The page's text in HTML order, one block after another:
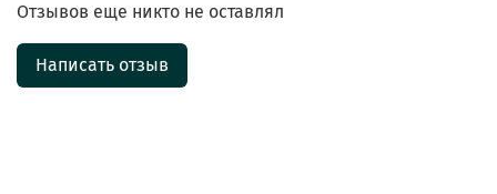
Отзывов еще никто не оставлял
Написать отзыв